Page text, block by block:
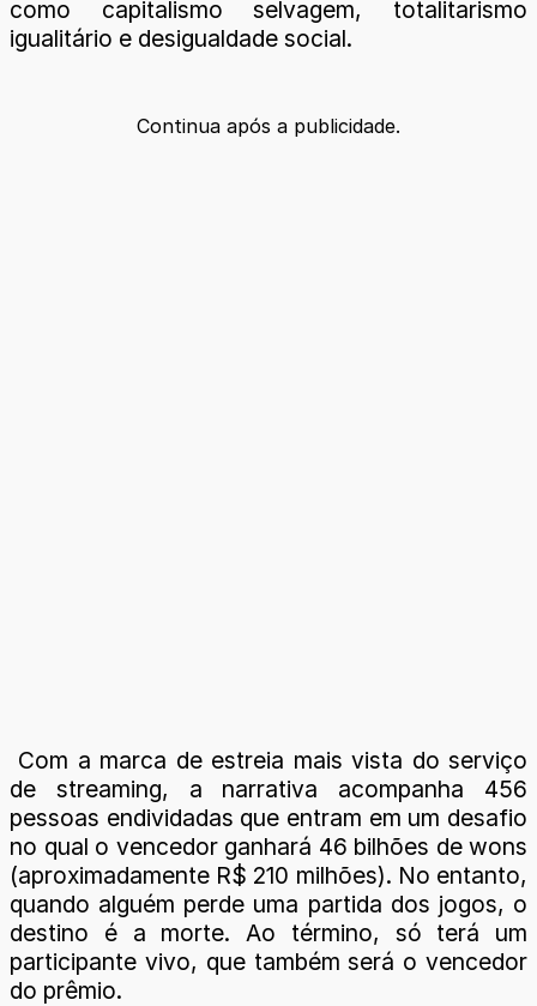
como capitalismo selvagem, totalitarismo
igualitário e desigualdade social.
Continua após a publicidade.
Com a marca de estreia mais vista do serviço
de streaming, a narrativa acompanha 456
pessoas endividadas que entram em um desafio
no qual o vencedor ganhará 46 bilhões de wons
(aproximadamente R$ 210 milhões). No entanto,
quando alguém perde uma partida dos jogos, o
destino é a morte. Ao término, só terá um
participante vivo, que também será o vencedor
do prêmio.